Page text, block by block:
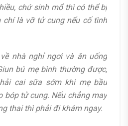
chứ sinh mổ thì có thể bị
chí là vỡ tử cung nếu cố tình
nhà nghỉ ngơi và ăn uống
bú mẹ bình thường được,
cai sữa sớm khi mẹ bầu
bóp tử cung. Nếu chẳng may
thai thì phải đi khám ngay.